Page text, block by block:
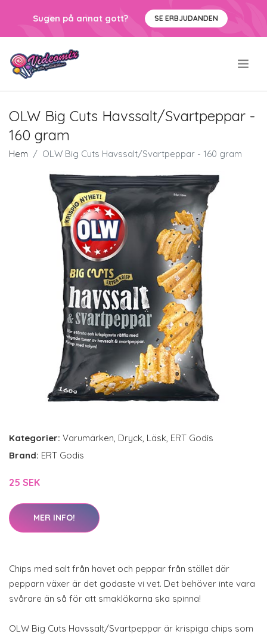
Sugen på annat gott? SE ERBJUDANDEN
OLW Big Cuts Havssalt/Svartpeppar -
160 gram
Hem OLW Big Cuts Havssalt/Svartpeppar - 160 gram
Kategorier: Varumärken, Dryck, Läsk, ERT Godis
Brand: ERT Godis
25 SEK
MER INFO!
Chips med salt från havet och peppar från stället där
pepparn växer är det godaste vi vet. Det behöver inte vara
svårare än så för att smaklökarna ska spinna!
OLW Big Cuts Havssalt/Svartpeppar är krispiga chips som